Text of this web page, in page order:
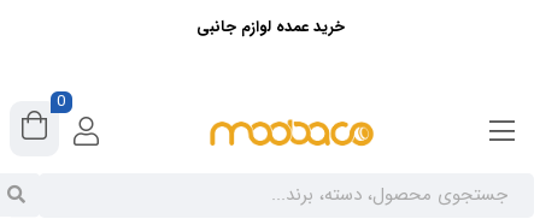
خرید عمده لوازم جانبی
0